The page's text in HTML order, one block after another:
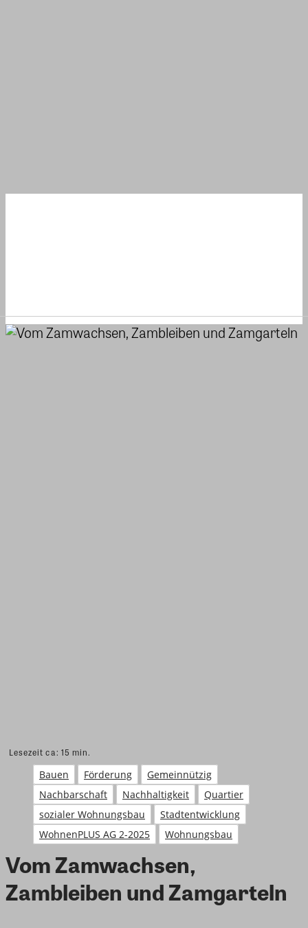
Lesezeit ca: 15 min.
Bauen Förderung
Gemeinnützig
Nachbarschaft
Nachhaltigkeit
Quartier
sozialer Wohnungsbau
Stadtentwicklung
WohnenPLUS AG 2-2025
Wohnungsbau
Vom Zamwachsen,
Zambleiben und Zamgarteln